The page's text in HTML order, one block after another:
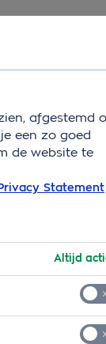
Wat is
niet
afgestemd
een zo goed
de website te
Statement
Altijd